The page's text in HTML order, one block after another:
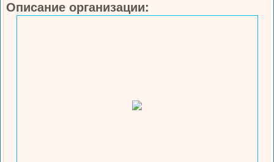
Описание организации: